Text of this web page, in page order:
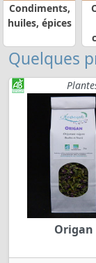
Condiments,
huiles, épices
Quelques
Origan